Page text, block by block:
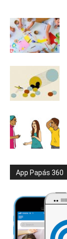
App Papás 360